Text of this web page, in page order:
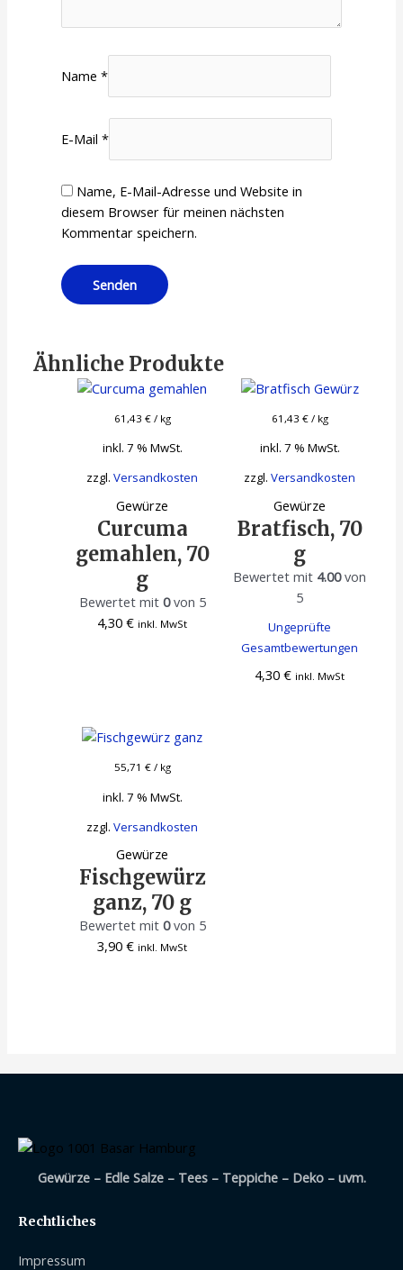
Name*
E-Mail*
Name, E-Mail-Adresse und Website in
diesem Browser für meinen nächsten
Kommentar speichern.
Ähnliche Produkte
61,43 €/ kg
inkl. 7 % MwSt.
zzgl.Versandkosten
Gewürze
Curcuma
gemahlen, 70
g
Bewertet mit 0von 5
4,30€ inkl. MwSt
61,43 €/ kg
inkl. 7 % MwSt.
zzgl.Versandkosten
Gewürze
Bratfisch, 70
g
Bewertet mit 4.00von
5
Ungeprüfte
Gesamtbewertungen
4,30€ inkl. MwSt
55,71 €/ kg
inkl. 7 % MwSt.
zzgl.Versandkosten
Gewürze
Fischgewürz
ganz, 70 g
Bewertet mit 0von 5
3,90€ inkl. MwSt
Gewürze – Edle Salze – Tees – Teppiche – Deko – uvm.
Rechtliches
Impressum